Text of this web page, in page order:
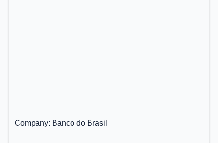
Company Banco do Brasil